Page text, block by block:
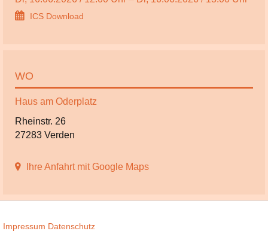
ICS Download
WO
Haus am Oderplatz
Rheinstr. 26
27283 Verden
Ihre Anfahrt mit Google Maps
Impressum Datenschutz